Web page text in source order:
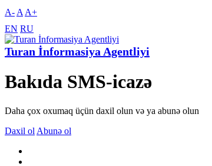
A- A A+
EN RU
Turan İnformasiya Agentliyi
Bakıda SMS-icazə
Daha çox oxumaq üçün daxil olun və ya abunə olun
Daxil ol Abunə ol